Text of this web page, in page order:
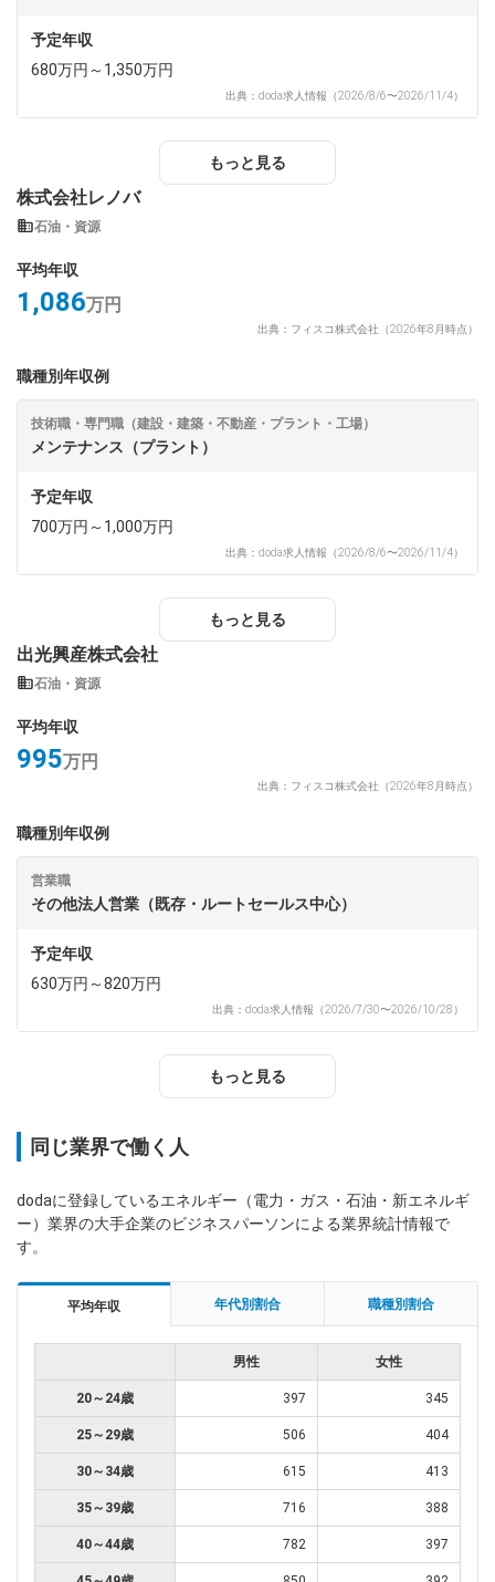
予定年収
680万円～1,350万円
出典：doda求人情報（2026/8/6〜2026/11/4）
もっと見る
株式会社レノバ
石油・資源
平均年収
1,086万円
出典：フィスコ株式会社（2026年8月時点）
職種別年収例
技術職・専門職（建設・建築・不動産・プラント・工場）
メンテナンス（プラント）
予定年収
700万円～1,000万円
出典：doda求人情報（2026/8/6〜2026/11/4）
もっと見る
出光興産株式会社
石油・資源
平均年収
995万円
出典：フィスコ株式会社（2026年8月時点）
職種別年収例
営業職
その他法人営業（既存・ルートセールス中心）
予定年収
630万円～820万円
出典：doda求人情報（2026/7/30〜2026/10/28）
もっと見る
同じ業界で働く人
dodaに登録しているエネルギー（電力・ガス・石油・新エネルギ
ー）業界の大手企業のビジネスパーソンによる業界統計情報で
す。
平均年収 年代別割合 職種別割合
男性 女性
20～24歳 397 345
25～29歳 506 404
30～34歳 615 413
35～39歳 716 388
40～44歳 782 397